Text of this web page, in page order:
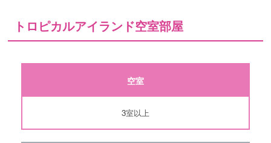
トロピカルアイランド空室部屋
空室
3室以上